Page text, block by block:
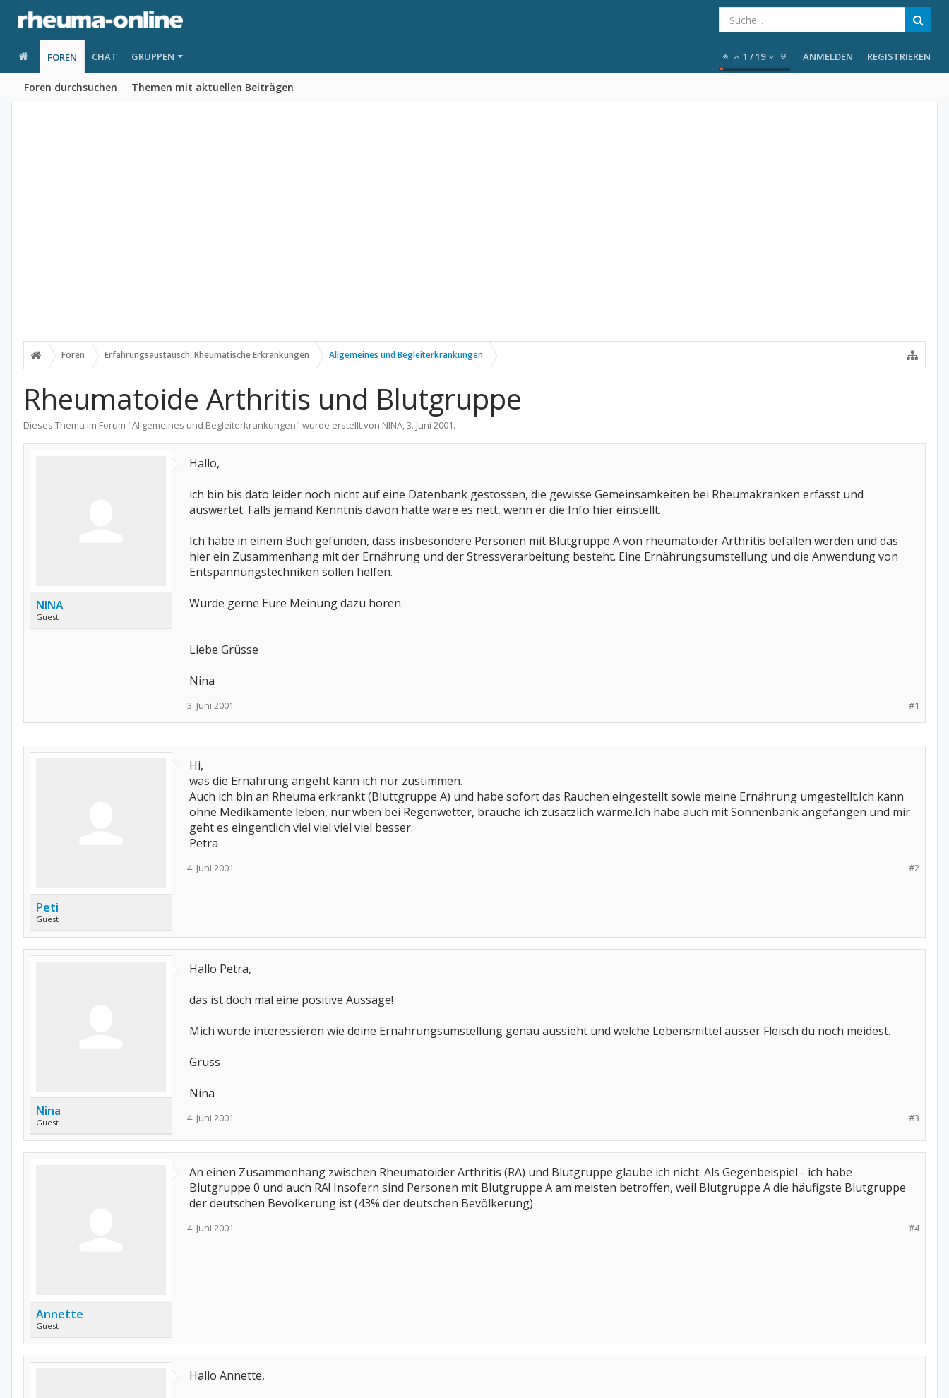
FOREN
Foren durchsuchen Themen mit aktuellen Beiträgen
CHAT GRUPPEN 1 /19 ANMELDEN REGISTRIEREN
Foren Erfahrungsaustausch: Rheumatische Erkrankungen Allgemeines und Begleiterkrankungen
Rheumatoide Arthritis und Blutgruppe
Dieses Thema im Forum "Allgemeines und Begleiterkrankungen" wurde erstellt von NINA,3. Juni 2001.
NINA
Guest
Hallo,
ich bin bis dato leider noch nicht auf eine Datenbank gestossen, die gewisse Gemeinsamkeiten bei Rheumakranken erfasst und
auswertet. Falls jemand Kenntnis davon hatte wäre es nett, wenn er die Info hier einstellt.
Ich habe in einem Buch gefunden, dass insbesondere Personen mit Blutgruppe A von rheumatoider Arthritis befallen werden und das
hier ein Zusammenhang mit der Ernährung und der Stressverarbeitung besteht. Eine Ernährungsumstellung und die Anwendung von
Entspannungstechniken sollen helfen.
Würde gerne Eure Meinung dazu hören.
Liebe Grüsse
Nina
#1
3. Juni 2001
Peti
Guest
Hi,
was die Ernährung angeht kann ich nur zustimmen.
Auch ich bin an Rheuma erkrankt (Bluttgruppe A) und habe sofort das Rauchen eingestellt sowie meine Ernährung umgestellt.Ich kann
ohne Medikamente leben, nur wben bei Regenwetter, brauche ich zusätzlich wärme.Ich habe auch mit Sonnenbank angefangen und mir
geht es eingentlich viel viel viel viel besser.
Petra
#2
4. Juni 2001
Nina
Guest
Hallo Petra,
das ist doch mal eine positive Aussage!
Mich würde interessieren wie deine Ernährungsumstellung genau aussieht und welche Lebensmittel ausser Fleisch du noch meidest.
Gruss
Nina
#3
4. Juni 2001
Annette
Guest
An einen Zusammenhang zwischen Rheumatoider Arthritis (RA) und Blutgruppe glaube ich nicht. Als Gegenbeispiel - ich habe
Blutgruppe 0 und auch RA! Insofern sind Personen mit Blutgruppe A am meisten betroffen, weil Blutgruppe A die häufigste Blutgruppe
der deutschen Bevölkerung ist (43% der deutschen Bevölkerung)
#4
4. Juni 2001
Hallo Annette,